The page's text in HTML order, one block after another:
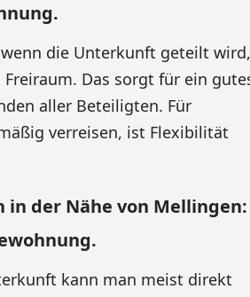
die Unterkunft geteilt wird,
Das sorgt für ein
aller Beteiligten. Für
verreisen, ist Flexibilität
in der Nähe von Mellingen:
kann man meist direkt